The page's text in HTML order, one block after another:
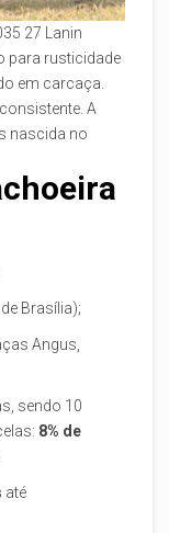
27 Lanin
para rusticidade
em carcaça.
A
nascida no
Brasília);
Angus,
sendo 10
8% de
até